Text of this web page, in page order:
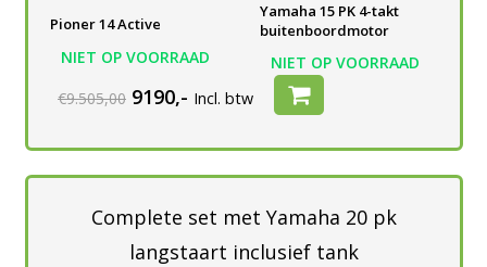
Pioner 14 Active
NIET OP VOORRAAD
buitenboordmotor
NIET OP VOORRAAD
Yamaha 15 PK 4-takt
buitenboordmotor
NIET OP VOORRAAD
€9.505,00 9190,- Incl. btw
Complete set met Yamaha 20 pk
langstaart inclusief tank